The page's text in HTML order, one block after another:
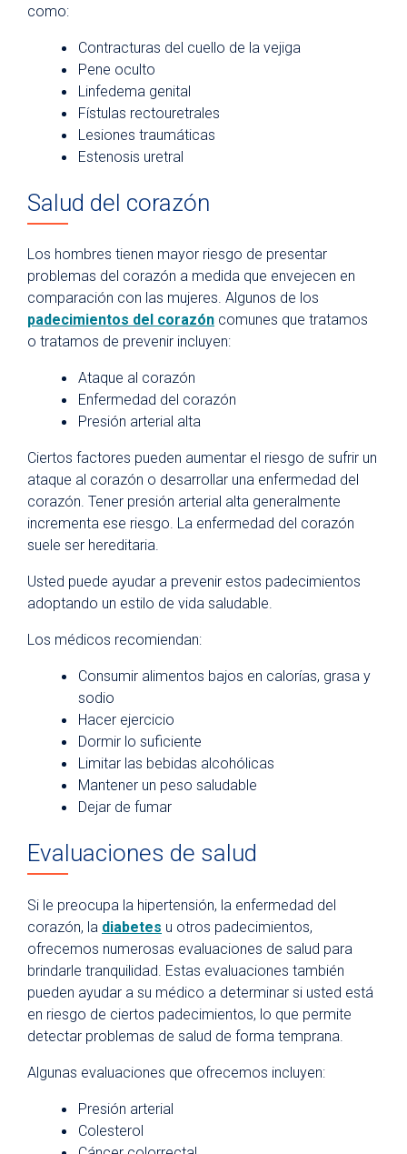
como:
Contracturas del cuello de la vejiga
Pene oculto
Linfedema genital
Fístulas rectouretrales
Lesiones traumáticas
Estenosis uretral
Salud del corazón
Los hombres tienen mayor riesgo de presentar
problemas del corazón a medida que envejecen en
comparación con las mujeres. Algunos de los
padecimientos del corazón comunes que tratamos
o tratamos de prevenir incluyen:
Ataque al corazón
Enfermedad del corazón
Presión arterial alta
Ciertos factores pueden aumentar el riesgo de sufrir un
ataque al corazón o desarrollar una enfermedad del
corazón. Tener presión arterial alta generalmente
incrementa ese riesgo. La enfermedad del corazón
suele ser hereditaria.
Usted puede ayudar a prevenir estos padecimientos
adoptando un estilo de vida saludable.
Los médicos recomiendan:
Consumir alimentos bajos en calorías, grasa y
sodio
Hacer ejercicio
Dormir lo suficiente
Limitar las bebidas alcohólicas
Mantener un peso saludable
Dejar de fumar
Evaluaciones de salud
Si le preocupa la hipertensión, la enfermedad del
corazón, la diabetes u otros padecimientos,
ofrecemos numerosas evaluaciones de salud para
brindarle tranquilidad. Estas evaluaciones también
pueden ayudar a su médico a determinar si usted está
en riesgo de ciertos padecimientos, lo que permite
detectar problemas de salud de forma temprana.
Algunas evaluaciones que ofrecemos incluyen:
Presión arterial
Colesterol